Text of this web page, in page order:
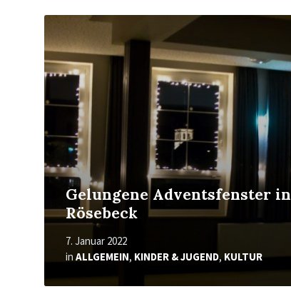
Gelungene Adventsfenster in
Rösebeck
7. Januar 2022
in ALLGEMEIN, KINDER & JUGEND, KULTUR
Mehr